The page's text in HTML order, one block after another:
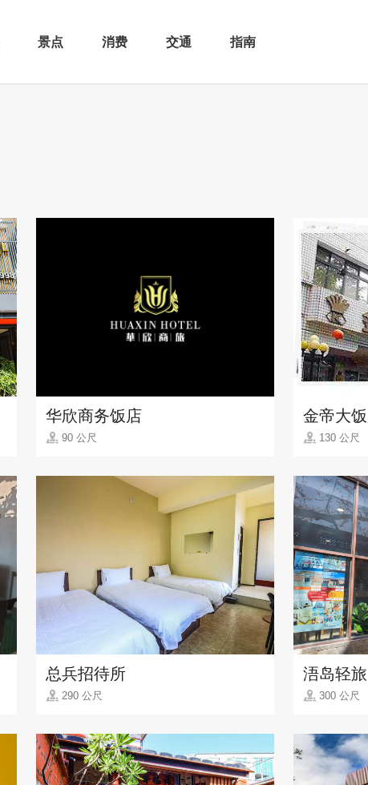
景点 消费 交通 指南
华欣商务饭店
90 公尺
金帝大
130 公尺
总兵招待所
290 公尺
浯岛轻旅
300 公尺